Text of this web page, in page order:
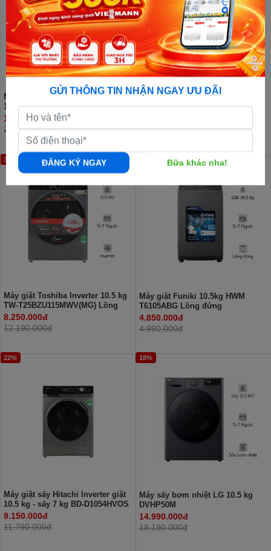
Máy sấy bơm nhiệt Panasonic
10.5kg NH-EH05JD1BV
18.190.000đ
24.790.000đ
Máy giặt Toshiba inverter 10.5 kg
TW-BL115A2V(SS) Lồng ngang
32%
Máy giặt Toshiba Inverter 10.5 kg
TW-T25BZU115MWV(MG) Lồng
ngang
8.250.000đ
12.190.000đ
Máy giặt Funiki 10.5kg HWM
T6105ABG Lồng đứng
4.850.000đ
4.990.000đ
22%
Máy giặt sấy Hitachi Inverter giặt
10.5 kg - sấy 7 kg BD-D1054HVOS
9.150.000đ
11.790.000đ
18%
Máy sấy bơm nhiệt LG 10.5 kg
DVHP50M
14.990.000đ
18.190.000đ
GỬI THÔNG TIN NHẬN NGAY ƯU ĐÃI
ĐĂNG KÝ NGAY Bữa khác nha!